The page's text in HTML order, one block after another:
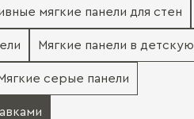
мягкие панели для стен
Мягкие панели в детскую
серые панели